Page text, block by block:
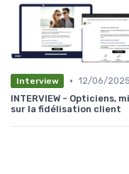
Interview • 12/06/2025
INTERVIEW - Opticiens,
sur la fidélisation client